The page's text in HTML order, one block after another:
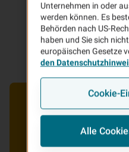
Unternehmen in oder
werden können. Es
Behörden nach US-
haben und Sie sich
europäischen Gesetze
den
Cookie-
Alle